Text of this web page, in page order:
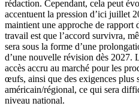
rédaction. Cependant, cela peut
accentuent la pression d’ici juillet
maintient une approche de rapport
travail est que l’accord survivra,
sera sous la forme d’une
d’une nouvelle révision dès 2027.
accès accru au marché pour les
œufs, ainsi que des exigences plus
américain/régional, ce qui sera
niveau national.